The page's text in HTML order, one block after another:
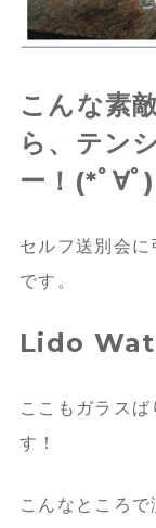
こんな素
ら、テン
ー！(*ﾟ∀ﾟ
セルフ送別会
です。
Lido
ここもガラス
す！
こんなところで